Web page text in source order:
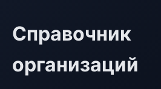
Справочник
организаций